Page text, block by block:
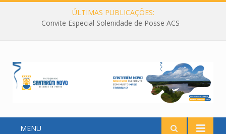
ÚLTIMAS PUBLICAÇÕES:
Convite Especial Solenidade de Posse ACS
MENU